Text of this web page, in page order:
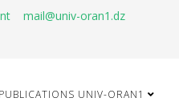
mail@univ-oran1.dz
PUBLICATIONS UNIV-ORAN1